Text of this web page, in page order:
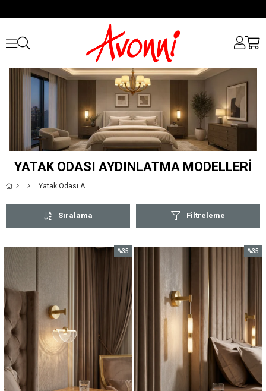
YATAK ODASI AYDINLATMA MODELLERİ
Yatak Odası Aydınlatmaları
Filtreleme
Sıralama
%35
%35İndirim
%35